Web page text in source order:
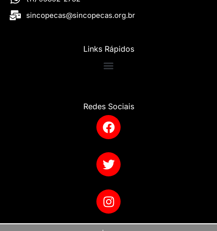
sincopecas@sincopecas.org.br
Links Rápidos
Redes Sociais